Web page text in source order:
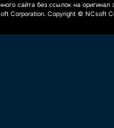
сайта без ссылок на оригинал
Corporation. Copyright © NCsoft